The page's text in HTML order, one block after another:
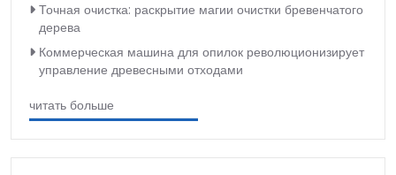
Точная очистка: раскрытие магии очистки бревенчатого
дерева
Коммерческая машина для опилок революционизирует
управление древесными отходами
читать больше